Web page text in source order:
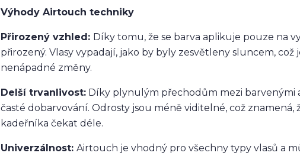
Výhody Airtouch techniky
Přirozený vzhled: Díky tomu, že se barva aplikuje pouze na
přirozený. Vlasy vypadají, jako by byly zesvětleny sluncem,
nenápadné změny.
Delší trvanlivost: Díky plynulým přechodům mezi barvenými
časté dobarvování. Odrosty jsou méně viditelné, což
kadeřníka čekat déle.
Univerzálnost: Airtouch je vhodný pro všechny typy vlasů a